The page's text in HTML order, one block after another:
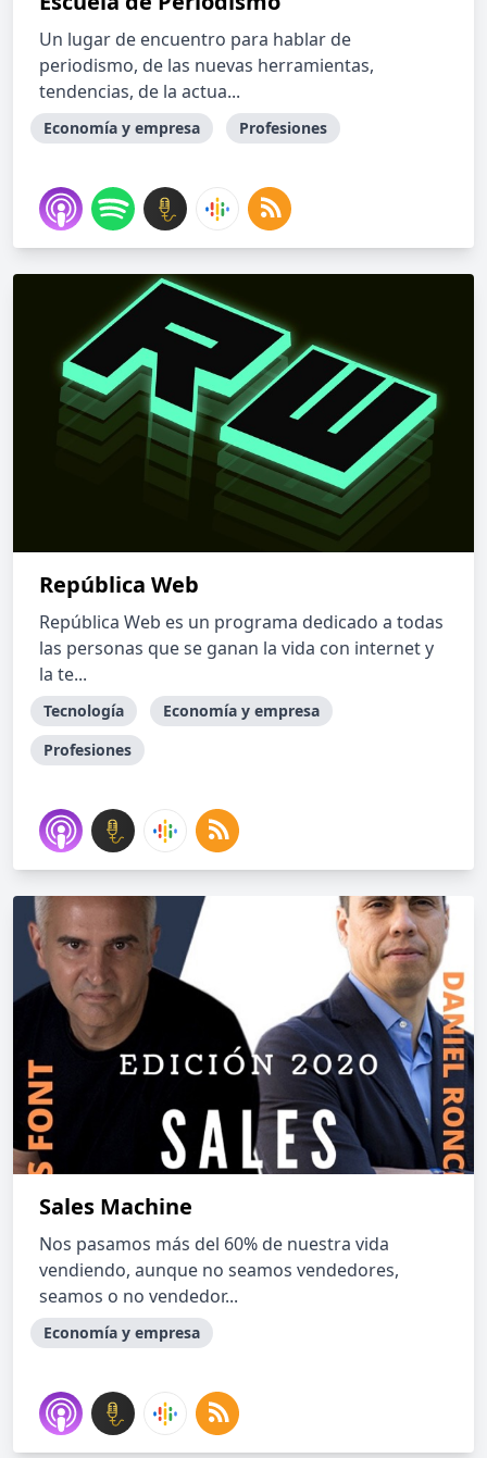
Un lugar de encuentro para hablar de
periodismo, de las nuevas herramientas,
tendencias, de la actua...
Economía y empresa Profesiones
República Web
República Web es un programa dedicado a todas
las personas que se ganan la vida con internet y
la te...
Tecnología
Economía y empresa
Profesiones
Sales Machine
Nos pasamos más del 60% de nuestra vida
vendiendo, aunque no seamos vendedores,
seamos o no vendedor...
Economía y empresa